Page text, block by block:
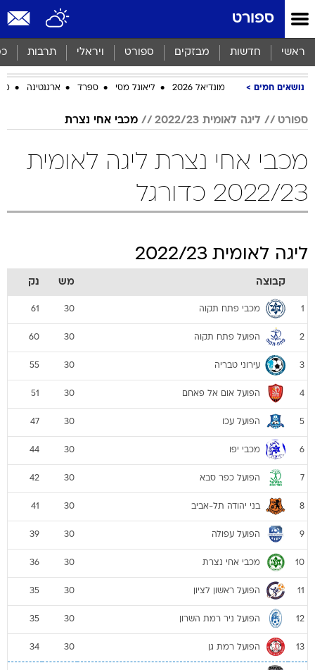
ספורט
ראשי חדשות מבזקים ספורט ויראלי תרבות
נושאים חמים מונדיאל 2026 ליאונל מסי ספרד ארגנטינה
ספורט ליגה לאומית 2022/23 מכבי אחי נצרת
מכבי אחי נצרת ליגה לאומית
2022/23 כדורגל
ליגה לאומית 2022/23
קבוצה מש נק
1 מכבי פתח תקוה 30
61
2 הפועל פתח תקוה 30
60
3 עירוני טבריה 30
55
4 הפועל אום אל פאחם 30
51
5 הפועל עכו 30
47
6 מכבי יפו 30
44
7 הפועל כפר סבא 30
42
8 בני יהודה תל-אביב 30
41
9 הפועל עפולה 30
39
10 מכבי אחי נצרת 30
36
11 הפועל ראשון לציון 30
35
12 הפועל ניר רמת השרון 30
35
13 הפועל רמת גן 30
34